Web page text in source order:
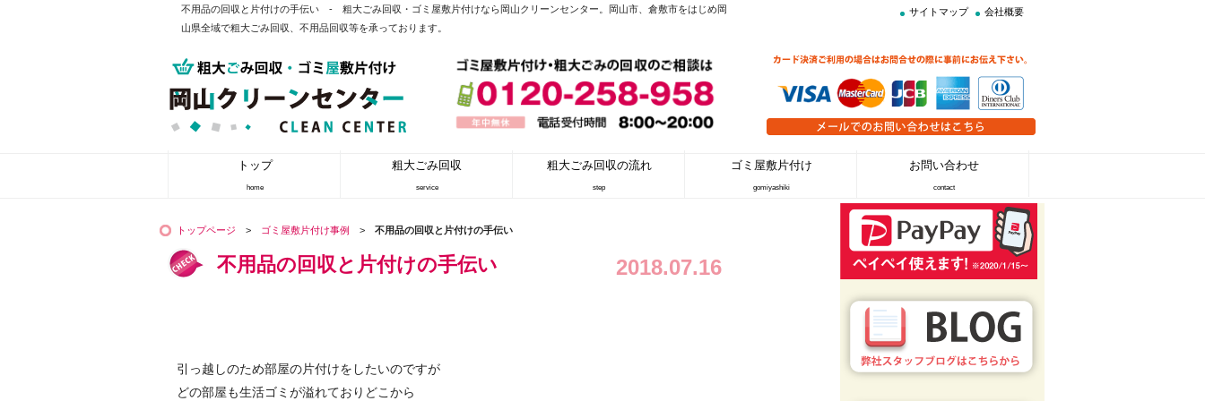
不用品の回収と片付けの手伝い - 粗大ごみ回収・ゴミ屋敷片付けなら岡山クリーンセンター。岡山市、倉敷市をはじめ岡
山県全域で粗大ごみ回収、不用品回収等を承っております。
サイトマップ 会社概要
トップ
home
粗大ごみ回収
service
粗大ごみ回収の流れ
step
ゴミ屋敷片付け
gomiyashiki
お問い合わせ
contact
トップページ > ゴミ屋敷片付け事例 > 不用品の回収と片付けの手伝い
不用品の回収と片付けの手伝い 2018.07.16
引っ越しのため部屋の片付けをしたいのですが
どの部屋も生活ゴミが溢れておりどこから